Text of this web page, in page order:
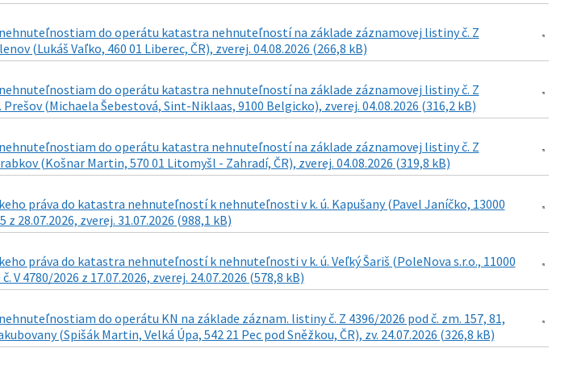
do operátu katastra nehnuteľností na základe záznamovej listiny č. Z
(Lukáš Vaľko, 460 01 Liberec, ČR), zverej. 04.08.2026 (266,8 kB)
do operátu katastra nehnuteľností na základe záznamovej listiny č. Z
Prešov (Michaela Šebestová, Sint-Niklaas, 9100 Belgicko), zverej. 04.08.2026 (316,2 kB)
do operátu katastra nehnuteľností na základe záznamovej listiny č. Z
(Košnar Martin, 570 01 Litomyšl - Zahradí, ČR), zverej. 04.08.2026 (319,8 kB)
práva do katastra nehnuteľností k nehnuteľnosti v k. ú. Kapušany (Pavel Janíčko, 13000
z 28.07.2026, zverej. 31.07.2026 (988,1 kB)
práva do katastra nehnuteľností k nehnuteľnosti v k. ú. Veľký Šariš (PoleNova s.r.o., 11000
V 4780/2026 z 17.07.2026, zverej. 24.07.2026 (578,8 kB)
do operátu KN na základe záznam. listiny č. Z 4396/2026 pod č. zm. 157, 81,
(Spišák Martin, Velká Úpa, 542 21 Pec pod Sněžkou, ČR), zv. 24.07.2026 (326,8 kB)